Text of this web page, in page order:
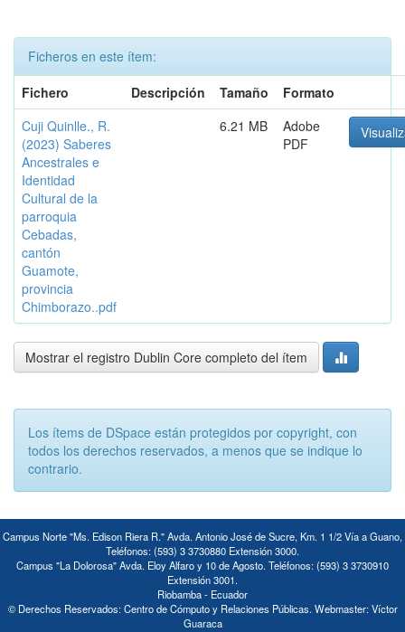
Ficheros en este ítem:
Fichero
Descripción Tamaño
Formato
Cuji Quinlle., R.
(2023) Saberes
Ancestrales e
Identidad
Cultural de la
parroquia
Cebadas,
cantón
Guamote,
provincia
Chimborazo..pdf
6.21 MB
Adobe
PDF
Mostrar el registro Dublin Core completo del ítem
Los ítems de DSpace están protegidos por copyright, con
todos los derechos reservados, a menos que se indique lo
contrario.
Campus Norte "Ms. Edison Riera R." Avda. Antonio José de Sucre, Km. 1 1/2 Vía a Guano,
Teléfonos: (593) 3 3730880 Extensión 3000.
Campus "La Dolorosa" Avda. Eloy Alfaro y 10 de Agosto. Teléfonos: (593) 3 3730910
Extensión 3001.
Riobamba - Ecuador
© Derechos Reservados: Centro de Cómputo y Relaciones Públicas. Webmaster: Víctor
Guaraca